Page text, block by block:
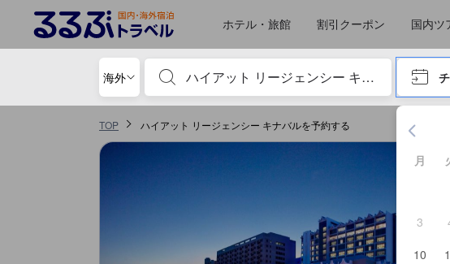
ホテル・旅館 割引クーポン 国内ツ
海外
宿泊施設名やキーワードを入力し、矢印キーやタブキーで進
エンター
月
3
10
TOP ハイアット リージェンシー キナバルを予約する
るるぶトラベルに掲載されているクチコミは実際に予約をし、宿泊を終えたゲストか